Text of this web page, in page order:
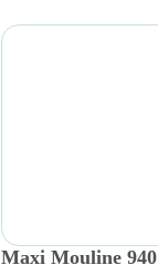
Maxi Mouline 940